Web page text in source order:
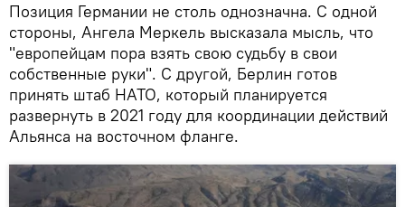
Позиция Германии не столь однозначна. С одной
стороны, Ангела Меркель высказала мысль, что
"европейцам пора взять свою судьбу в свои
собственные руки". С другой, Берлин готов
принять штаб НАТО, который планируется
развернуть в 2021 году для координации действий
Альянса на восточном фланге.